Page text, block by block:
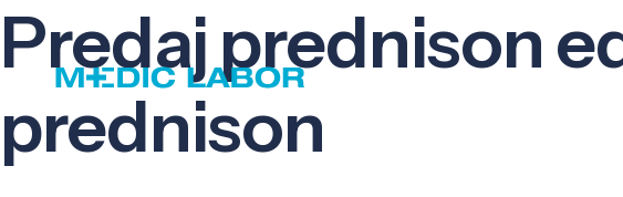
Predaj prednison
prednison